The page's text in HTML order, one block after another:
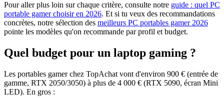
Pour aller plus loin sur chaque critère, consulte notre guide : quel PC
portable gamer choisir en 2026. Et si tu veux des recommandations
concrètes, notre sélection des meilleurs PC portables gamer 2026
pointe les modèles qu'on recommande par profil et budget.
Quel budget pour un laptop gaming ?
Les portables gamer chez TopAchat vont d'environ 900 € (entrée de
gamme, RTX 2050/3050) à plus de 4 000 € (RTX 5090, écran Mini
LED). En gros :